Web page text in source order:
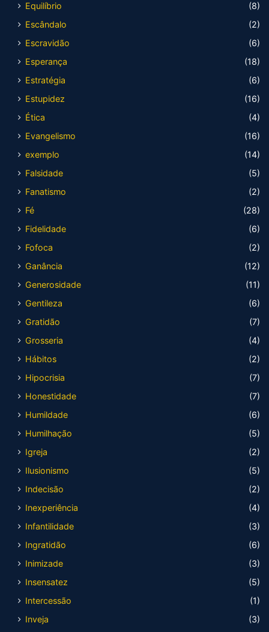
Equilíbrio
(8)
Escândalo
(2)
Escravidão
(6)
Esperança
(18)
Estratégia
(6)
Estupidez
(16)
Ética
(4)
Evangelismo
(16)
exemplo
(14)
Falsidade
(5)
Fanatismo
(2)
Fé
(28)
Fidelidade
(6)
Fofoca
(2)
Ganância
(12)
Generosidade
(11)
Gentileza
(6)
Gratidão
(7)
Grosseria
(4)
Hábitos
(2)
Hipocrisia
(7)
Honestidade
(7)
Humildade
(6)
Humilhação
(5)
Igreja
(2)
Ilusionismo
(5)
Indecisão
(2)
Inexperiência
(4)
Infantilidade
(3)
Ingratidão
(6)
Inimizade
(3)
Insensatez
(5)
Intercessão
(1)
Inveja
(3)